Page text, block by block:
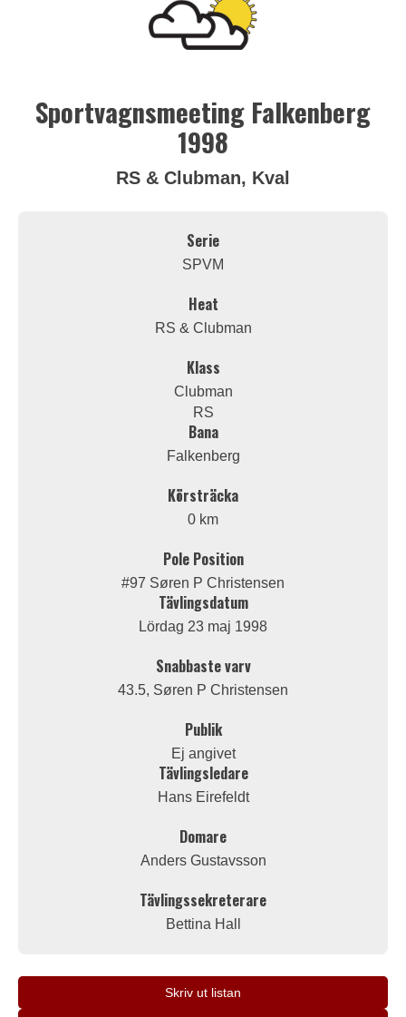
Sportvagnsmeeting Falkenberg
1998
RS & Clubman, Kval
Serie
SPVM
Heat
RS & Clubman
Klass
Clubman
RS
Bana
Falkenberg
Körsträcka
0 km
Pole Position
#97 Søren P Christensen
Tävlingsdatum
Lördag 23 maj 1998
Snabbaste varv
43.5, Søren P Christensen
Publik
Ej angivet
Tävlingsledare
Hans Eirefeldt
Domare
Anders Gustavsson
Tävlingssekreterare
Bettina Hall
Skriv ut listan